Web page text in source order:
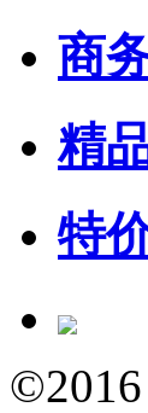
商
精
特
©2016